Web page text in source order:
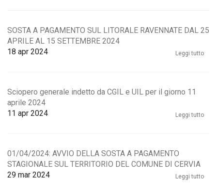
SOSTA A PAGAMENTO SUL LITORALE RAVENNATE DAL 25
APRILE AL 15 SETTEMBRE 2024
18 apr 2024 Leggi tutto
Sciopero generale indetto da CGIL e UIL per il giorno 11
aprile 2024
11 apr 2024 Leggi tutto
01/04/2024: AVVIO DELLA SOSTA A PAGAMENTO
STAGIONALE SUL TERRITORIO DEL COMUNE DI CERVIA
29 mar 2024 Leggi tutto